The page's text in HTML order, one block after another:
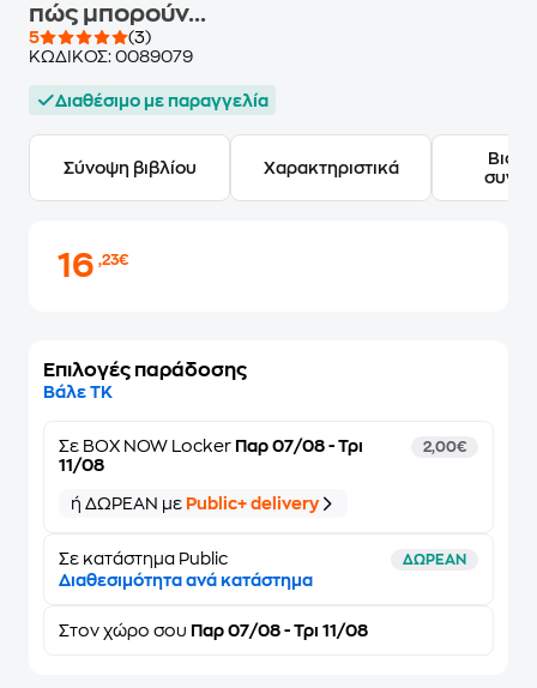
πώς μπορούν...
5
(3)
ΚΩΔΙΚΟΣ: 0089079
Διαθέσιμο με παραγγελία
Σύνοψη βιβλίου Χαρακτηριστικά
16,23€
Επιλογές παράδοσης
Βάλε ΤΚ
Σε BOX NOW Locker Παρ 07/08 - Τρι
11/08
2,00€
ή ΔΩΡΕΑΝ με Public+ delivery
Σε κατάστημα Public ΔΩΡΕΑΝ
Διαθεσιμότητα ανά κατάστημα
Στον χώρο σου Παρ 07/08 - Τρι 11/08